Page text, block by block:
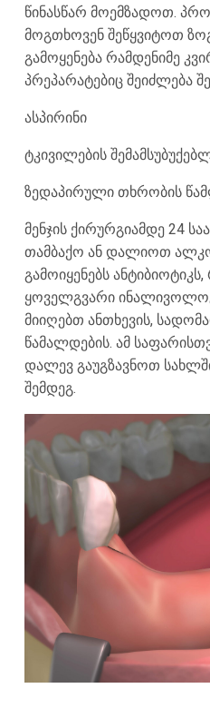
წინასწარ მოემზადოთ.
მოგთხოვენ შეწყვიტოთ
გამოყენება რამდენიმე
პრეპარატებიც შეიძლება
ასპირინი
ტკივილების
ზედაპირული თხრობის
მენჯის ქირურგიამდე 24
თამბაქო ან დალიოთ
გამოიყენებს
ყოველგვარი
მიიღებთ ანთხევის,
წამალდების. ამ
დალევ გაუგზავნოთ
შემდეგ.